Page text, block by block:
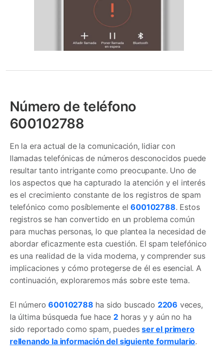
Número de teléfono
600102788
En la era actual de la comunicación, lidiar con
llamadas telefónicas de números desconocidos puede
resultar tanto intrigante como preocupante. Uno de
los aspectos que ha capturado la atención y el interés
es el crecimiento constante de los registros de spam
telefónico como posíblemente el600102788. Estos
registros se han convertido en un problema común
para muchas personas, lo que plantea la necesidad de
abordar eficazmente esta cuestión. El spam telefónico
es una realidad de la vida moderna, y comprender sus
implicaciones y cómo protegerse de él es esencial. A
continuación, exploraremos más sobre este tema.
El número600102788 ha sido buscado 2206 veces,
la última búsqueda fue hace 2horas y y aún no ha
sido reportado como spam, puedesser el primero
rellenando la información del siguiente formulario.